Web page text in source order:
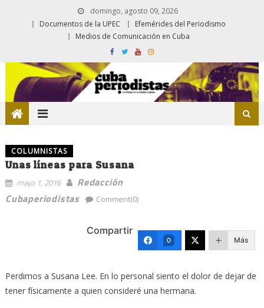
domingo, agosto 09, 2026
Documentos de la UPEC
Efemérides del Periodismo
Medios de Comunicación en Cuba
COLUMNISTAS
Unas líneas para Susana
mayo 1, 2016
Redacción
Cubaperiodistas
Comment(0)
Compartir
0 Más
Perdimos a Susana Lee. En lo personal siento el dolor de dejar de
tener físicamente a quien consideré una hermana.